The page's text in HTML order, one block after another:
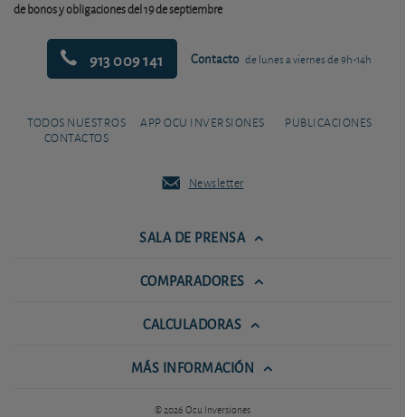
de bonos y obligaciones del 19 de septiembre
913 009 141 Contacto de lunes a viernes de 9h-14h
TODOS NUESTROS
CONTACTOS
APP OCU INVERSIONES PUBLICACIONES
Newsletter
SALA DE PRENSA
COMPARADORES
CALCULADORAS
MÁS INFORMACIÓN
© 2026 Ocu Inversiones